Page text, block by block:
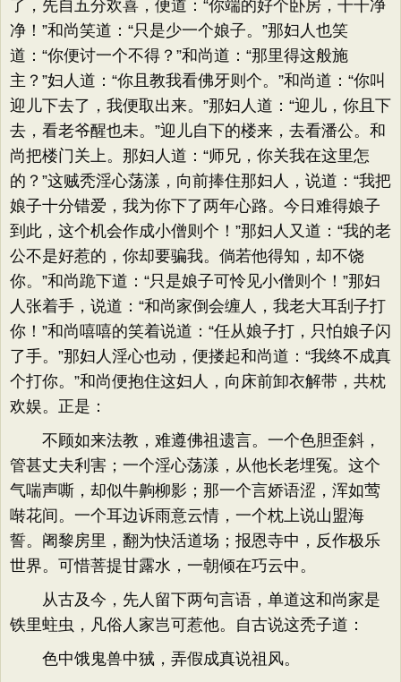
了，先自五分欢喜，便道：“你端的好个卧房，干干净
净！”和尚笑道：“只是少一个娘子。”那妇人也笑
道：“你便讨一个不得？”和尚道：“那里得这般施
主？”妇人道：“你且教我看佛牙则个。”和尚道：“你叫
迎儿下去了，我便取出来。”那妇人道：“迎儿，你且下
去，看老爷醒也未。”迎儿自下的楼来，去看潘公。和
尚把楼门关上。那妇人道：“师兄，你关我在这里怎
的？”这贼秃淫心荡漾，向前捧住那妇人，说道：“我把
娘子十分错爱，我为你下了两年心路。今日难得娘子
到此，这个机会作成小僧则个！”那妇人又道：“我的老
公不是好惹的，你却要骗我。倘若他得知，却不饶
你。”和尚跪下道：“只是娘子可怜见小僧则个！”那妇
人张着手，说道：“和尚家倒会缠人，我老大耳刮子打
你！”和尚嘻嘻的笑着说道：“任从娘子打，只怕娘子闪
了手。”那妇人淫心也动，便搂起和尚道：“我终不成真
个打你。”和尚便抱住这妇人，向床前卸衣解带，共枕
欢娱。正是：
不顾如来法教，难遵佛祖遗言。一个色胆歪斜，
管甚丈夫利害；一个淫心荡漾，从他长老埋冤。这个
气喘声嘶，却似牛齁柳影；那一个言娇语涩，浑如莺
啭花间。一个耳边诉雨意云情，一个枕上说山盟海
誓。阇黎房里，翻为快活道场；报恩寺中，反作极乐
世界。可惜菩提甘露水，一朝倾在巧云中。
从古及今，先人留下两句言语，单道这和尚家是
铁里蛀虫，凡俗人家岂可惹他。自古说这秃子道：
色中饿鬼兽中狨，弄假成真说祖风。